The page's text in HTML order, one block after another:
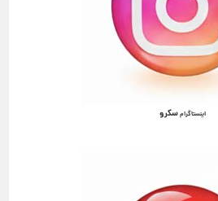
اینستاگرامسکرو